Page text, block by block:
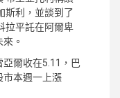
斯利，並談到了
拉平託在阿爾卑
。
亞爾收在5.11，巴
市本週一上漲